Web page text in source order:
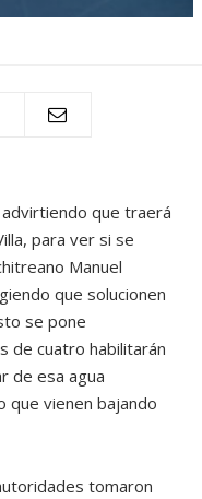
advirtiendo que traerá
para ver si se
Manuel
que solucionen
se pone
de cuatro habilitarán
de esa agua
que vienen bajando
tomaron